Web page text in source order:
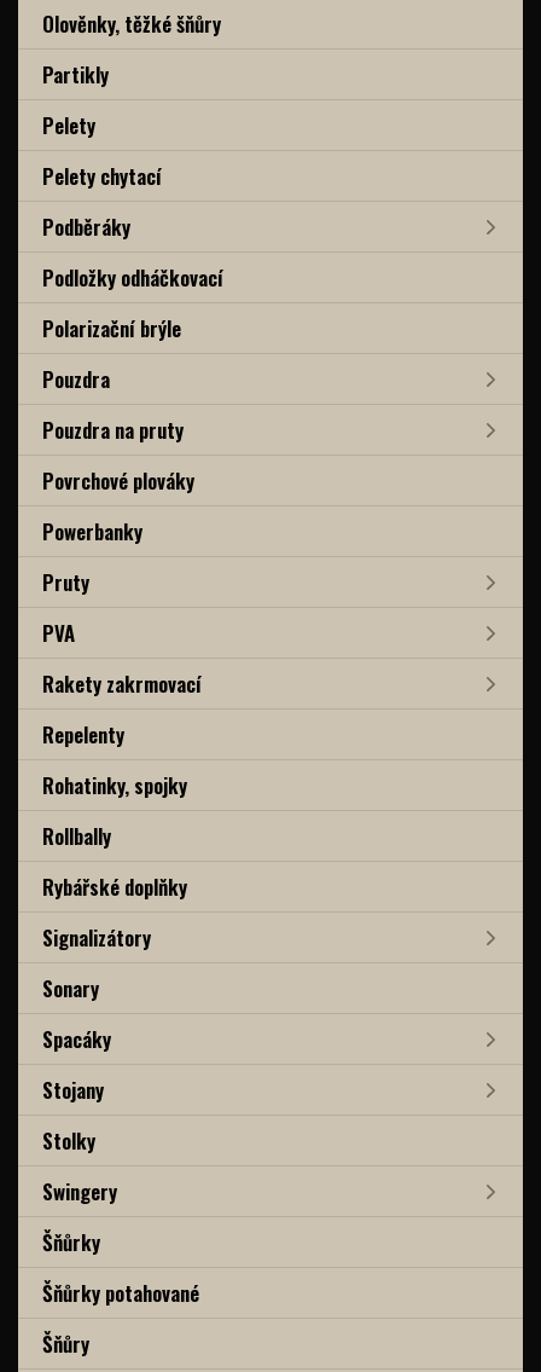
Olověnky, těžké šňůry
Partikly
Pelety
Pelety chytací
Podběráky
Podložky odháčkovací
Polarizační brýle
Pouzdra
Pouzdra na pruty
Povrchové plováky
Powerbanky
Pruty
PVA
Rakety zakrmovací
Repelenty
Rohatinky, spojky
Rollbally
Rybářské doplňky
Signalizátory
Sonary
Spacáky
Stojany
Stolky
Swingery
Šňůrky
Šňůrky potahované
Šňůry